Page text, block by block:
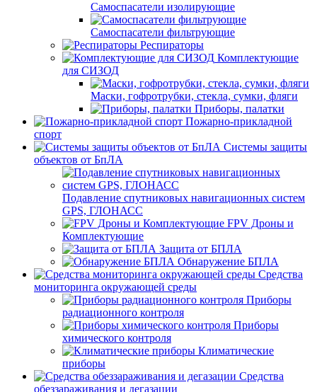
Самоспасатели изолирующие
Самоспасатели фильтрующие
Респираторы
Комплектующие
для СИЗОД
Маски, гофротрубки, стекла, сумки, фляги
Приборы, палатки
Пожарно-прикладной
спорт
Системы защиты
объектов от БпЛА
Подавление спутниковых навигационных систем
GPS, ГЛОНАСС
FPV Дроны и
Комплектующие
Защита от БПЛА
Обнаружение БПЛА
Средства
мониторинга окружающей среды
Приборы
радиационного контроля
Приборы
химического контроля
Климатические
приборы
Средства
обеззараживания и дегазации